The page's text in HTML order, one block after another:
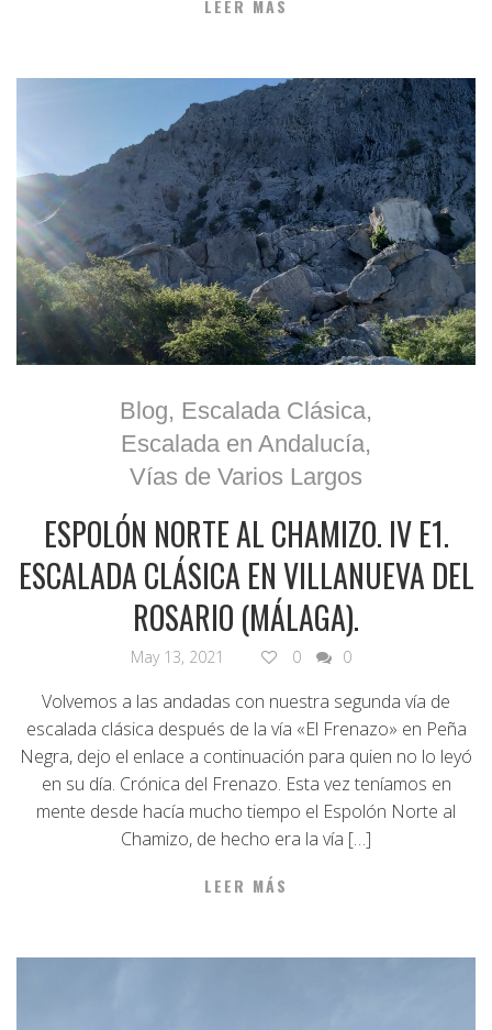
LEER MÁS
Blog, Escalada Clásica,
Escalada en Andalucía,
Vías de Varios Largos
ESPOLÓN NORTE AL CHAMIZO. IV E1.
ESCALADA CLÁSICA EN VILLANUEVA DEL
ROSARIO (MÁLAGA).
May 13, 2021 0 0
Volvemos a las andadas con nuestra segunda vía de
escalada clásica después de la vía «El Frenazo» en Peña
Negra, dejo el enlace a continuación para quien no lo leyó
en su día. Crónica del Frenazo. Esta vez teníamos en
mente desde hacía mucho tiempo el Espolón Norte al
Chamizo, de hecho era la vía […]
LEER MÁS